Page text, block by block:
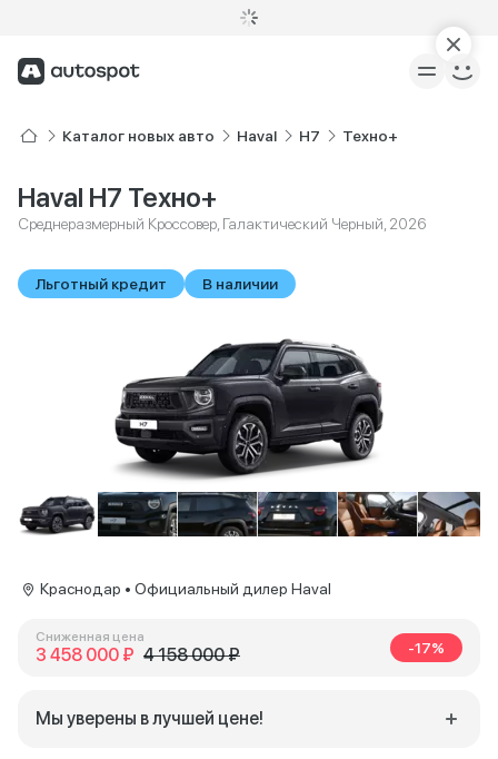
Каталог новых авто Haval H7 Техно+
Haval H7 Техно+
Среднеразмерный Кроссовер, Галактический Черный, 2026
Льготный кредит В наличии
Краснодар • Официальный дилер Haval
Сниженная цена
3 458 000 ₽ 4 158 000 ₽ -17%
Мы уверены в лучшей цене!